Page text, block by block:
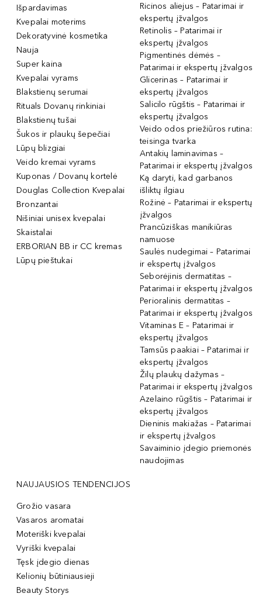
Išpardavimas
Kvepalai moterims
Dekoratyvinė kosmetika
Nauja
Super kaina
Kvepalai vyrams
Blakstienų serumai
Rituals Dovanų rinkiniai
Blakstienų tušai
Šukos ir plaukų šepečiai
Lūpų blizgiai
Veido kremai vyrams
Kuponas / Dovanų kortelė
Douglas Collection Kvepalai
Bronzantai
Nišiniai unisex kvepalai
Skaistalai
ERBORIAN BB ir CC kremas
Lūpų pieštukai
Ricinos aliejus – Patarimai ir
ekspertų įžvalgos
Retinolis – Patarimai ir
ekspertų įžvalgos
Pigmentinės dėmės –
Patarimai ir ekspertų įžvalgos
Glicerinas – Patarimai ir
ekspertų įžvalgos
Salicilo rūgštis – Patarimai ir
ekspertų įžvalgos
Veido odos priežiūros rutina:
teisinga tvarka
Antakių laminavimas –
Patarimai ir ekspertų įžvalgos
Ką daryti, kad garbanos
išliktų ilgiau
Rožinė – Patarimai ir ekspertų
įžvalgos
Prancūziškas manikiūras
namuose
Saulės nudegimai – Patarimai
ir ekspertų įžvalgos
Seborėjinis dermatitas –
Patarimai ir ekspertų įžvalgos
Perioralinis dermatitas –
Patarimai ir ekspertų įžvalgos
Vitaminas E – Patarimai ir
ekspertų įžvalgos
Tamsūs paakiai – Patarimai ir
ekspertų įžvalgos
Žilų plaukų dažymas –
Patarimai ir ekspertų įžvalgos
Azelaino rūgštis – Patarimai ir
ekspertų įžvalgos
Dieninis makiažas – Patarimai
ir ekspertų įžvalgos
Savaiminio įdegio priemonės
naudojimas
NAUJAUSIOS TENDENCIJOS
Grožio vasara
Vasaros aromatai
Moteriški kvepalai
Vyriški kvepalai
Tęsk įdegio dienas
Kelionių būtiniausieji
Beauty Storys